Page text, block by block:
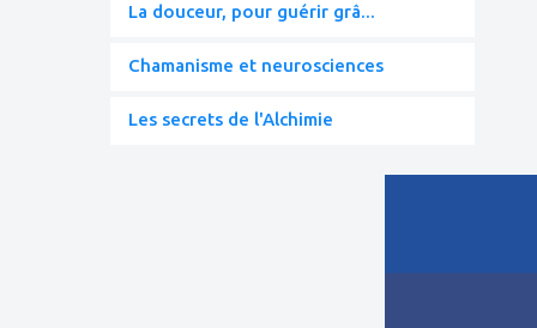
La douceur, pour guérir grâ...
Chamanisme et neurosciences
Les secrets de l'Alchimie